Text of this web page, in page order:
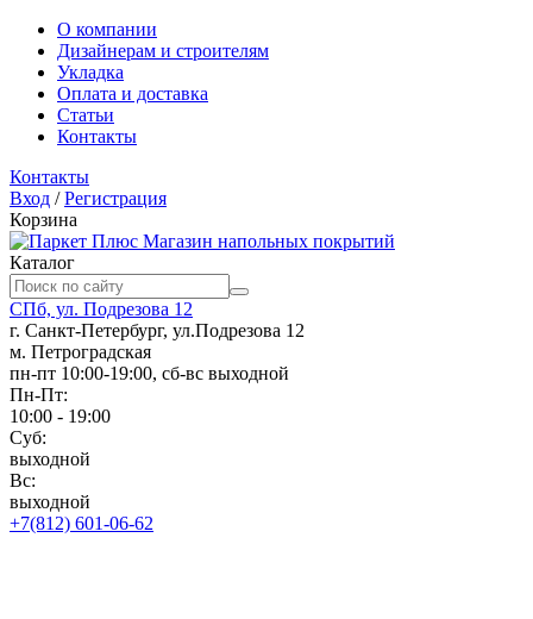
О компании
Дизайнерам и строителям
Укладка
Оплата и доставка
Статьи
Контакты
Контакты
Вход /Регистрация
Корзина
Магазин напольных покрытий
Каталог
СПб, ул. Подрезова 12
г. Санкт-Петербург, ул.Подрезова 12
м. Петроградская
пн-пт 10:00-19:00, сб-вс выходной
Пн-Пт:
10:00 - 19:00
Суб:
выходной
Вс:
выходной
+7(812) 601-06-62